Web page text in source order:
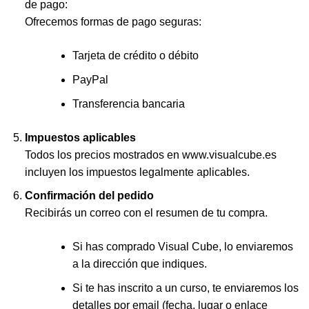
de pago:
Ofrecemos formas de pago seguras:
Tarjeta de crédito o débito
PayPal
Transferencia bancaria
Impuestos aplicables
Todos los precios mostrados en www.visualcube.es
incluyen los impuestos legalmente aplicables.
Confirmación del pedido
Recibirás un correo con el resumen de tu compra.
Si has comprado Visual Cube, lo enviaremos
a la dirección que indiques.
Si te has inscrito a un curso, te enviaremos los
detalles por email (fecha, lugar o enlace